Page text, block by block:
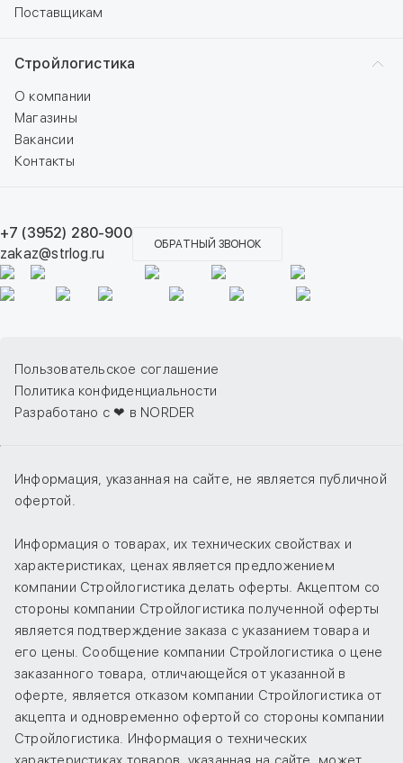
Поставщикам
Стройлогистика
О компании
Магазины
Вакансии
Контакты
+7 (3952) 280-900
zakaz@strlog.ru
ОБРАТНЫЙ ЗВОНОК
Пользовательское соглашение
Политика конфиденциальности
Разработано с ❤ в NORDER
Информация, указанная на сайте, не является публичной
офертой.
Информация о товарах, их технических свойствах и
характеристиках, ценах является предложением
компании Стройлогистика делать оферты. Акцептом со
стороны компании Стройлогистика полученной оферты
является подтверждение заказа с указанием товара и
его цены. Сообщение компании Стройлогистика о цене
заказанного товара, отличающейся от указанной в
оферте, является отказом компании Стройлогистика от
акцепта и одновременно офертой со стороны компании
Стройлогистика. Информация о технических